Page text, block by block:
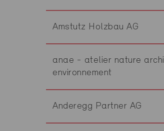
Amstutz Holzbau AG
anae - atelier nature
environnement
Anderegg Partner AG